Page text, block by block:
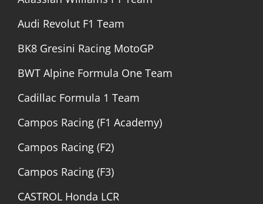
Audi Revolut F1 Team
BK8 Gresini Racing MotoGP
BWT Alpine Formula One Team
Cadillac Formula 1 Team
Campos Racing (F1 Academy)
Campos Racing (F2)
Campos Racing (F3)
CASTROL Honda LCR